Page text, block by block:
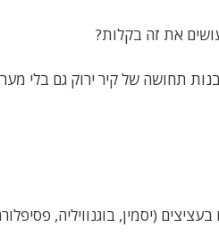
תחושה של קיר ירוק גם בלי
(יסמין, בוגנוויליה,